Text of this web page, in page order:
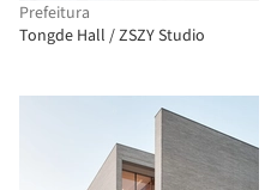
Prefeitura
Tongde Hall / ZSZY Studio